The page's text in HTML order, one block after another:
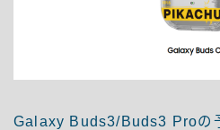
Galaxy Buds3/Buds3 Proの